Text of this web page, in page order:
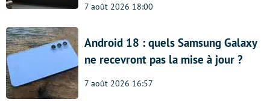
7 août 2026 18:00
Android 18 : quels Samsung Galaxy
ne recevront pas la mise à jour ?
7 août 2026 16:57